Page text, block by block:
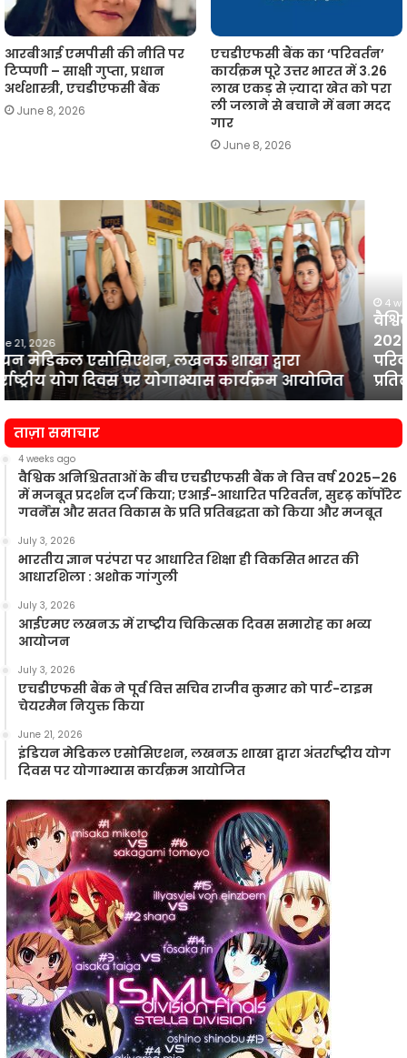
आरबीआई एमपीसी की नीति पर
टिप्पणी – साक्षी गुप्ता, प्रधान
अर्थशास्त्री, एचडीएफसी बैंक
June 8, 2026
एचडीएफसी बैंक का ‘परिवर्तन’
कार्यक्रम पूरे उत्तर भारत में 3.26
लाख एकड़ से ज़्यादा खेत को परा
ली जलाने से बचाने में बना मदद
गार
June 8, 2026
वैश्विक
अनिश्चितताओं
के
बीच
एचडीएफसी
बैंक
वित्त
वर्ष
2025–
26
में
मजबूत
प्रदर्शन
दर्ज
किया;
एआई-
आधारित
परिवर्तन,
सुदृढ़
गवर्नेंस
और
सतत
विकास
प्रति
किया
और
मजबूत
4 weeks ago
वैश्विक अनिश्चितताओं के बीच एचडीएफसी बैंक ने वित्त वर्ष
2025–26 में मजबूत प्रदर्शन दर्ज किया; एआई-आधारित
परिवर्तन, सुदृढ़ कॉर्पोरेट गवर्नेंस और सतत विकास के प्रति
प्रतिबद्धता को किया और मजबूत
:
ताज़ा समाचार
4 weeks ago
वैश्विक अनिश्चितताओं के बीच एचडीएफसी बैंक ने वित्त वर्ष 2025–26
में मजबूत प्रदर्शन दर्ज किया; एआई-आधारित परिवर्तन, सुदृढ़ कॉर्पोरेट
गवर्नेंस और सतत विकास के प्रति प्रतिबद्धता को किया और मजबूत
July 3, 2026
भारतीय ज्ञान परंपरा पर आधारित शिक्षा ही विकसित भारत की
आधारशिला : अशोक गांगुली
July 3, 2026
आईएमए लखनऊ में राष्ट्रीय चिकित्सक दिवस समारोह का भव्य
आयोजन
July 3, 2026
एचडीएफसी बैंक ने पूर्व वित्त सचिव राजीव कुमार को पार्ट-टाइम
चेयरमैन नियुक्त किया
June 21, 2026
इंडियन मेडिकल एसोसिएशन, लखनऊ शाखा द्वारा अंतर्राष्ट्रीय योग
दिवस पर योगाभ्यास कार्यक्रम आयोजित